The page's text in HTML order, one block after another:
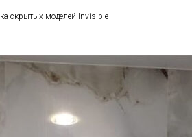
скрытых моделей Invisible